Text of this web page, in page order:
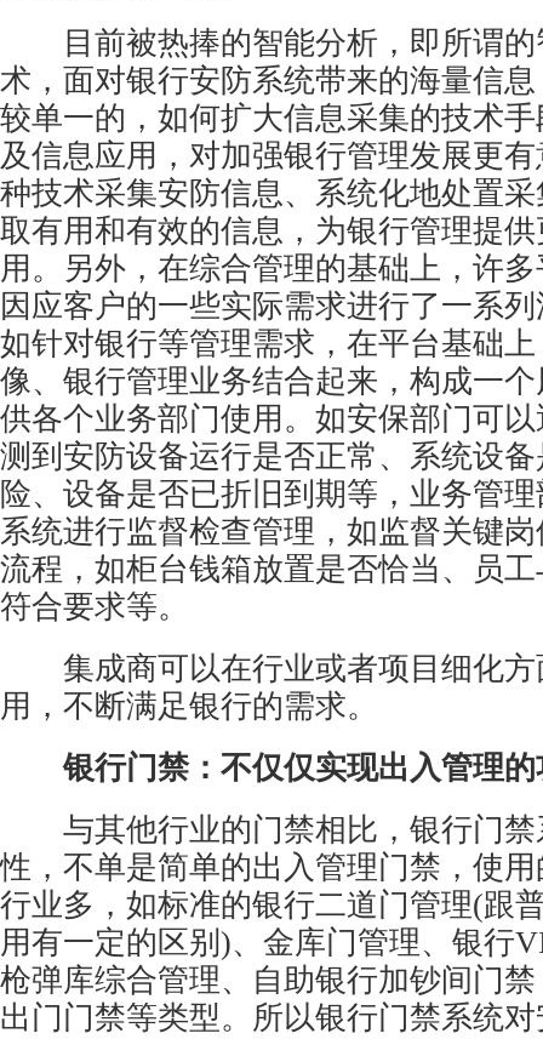
目前被热捧的智能分析，即所谓的
术，面对银行安防系统带来的海量信
较单一的，如何扩大信息采集的技术
及信息应用，对加强银行管理发展更
种技术采集安防信息、系统化地处置
取有用和有效的信息，为银行管理提
用。另外，在综合管理的基础上，许
因应客户的一些实际需求进行了一系
如针对银行等管理需求，在平台基础
像、银行管理业务结合起来，构成一
供各个业务部门使用。如安保部门可
测到安防设备运行是否正常、系统设
险、设备是否已折旧到期等，业务管
系统进行监督检查管理，如监督关键
流程，如柜台钱箱放置是否恰当、员
符合要求等。
集成商可以在行业或者项目细化方
用，不断满足银行的需求。
银行门禁：不仅仅实现出入管理
与其他行业的门禁相比，银行门禁
性，不单是简单的出入管理门禁，使
行业多，如标准的银行二道门管理(跟
用有一定的区别)、金库门管理、银行
枪弹库综合管理、自助银行加钞间门
出门门禁等类型。所以银行门禁系统